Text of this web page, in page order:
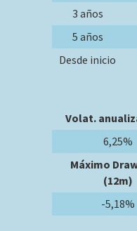
3 años
5 años
Desde inicio
Volat.
6,25%
Máximo
(12m)
-5,18%